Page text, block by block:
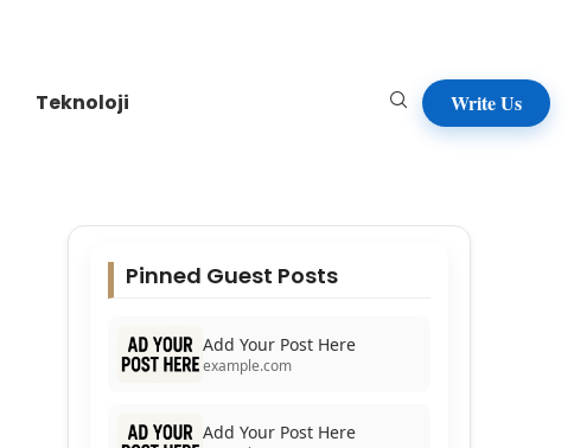
Teknoloji Write Us
Pinned Guest Posts
Add Your Post Here
example.com
Add Your Post Here